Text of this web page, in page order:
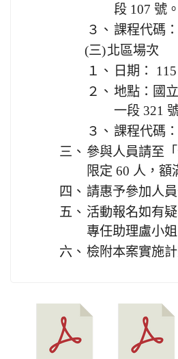
段 107 號。
３、 課程代碼
(三)北區場次
１、 日期：
２、 地點：國
一段 321
３、 課程代碼
三、 參與人員請至
限定 60 人，額
四、 請惠予參加人
五、 活動報名如有
專任助理盧小
六、 檢附本案實施